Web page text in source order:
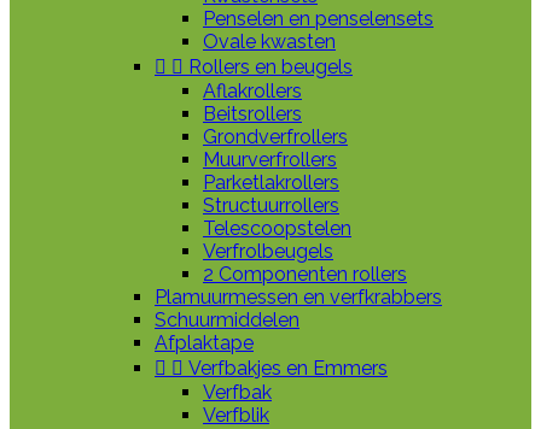
Penselen en penselensets
Ovale kwasten
  Rollers en beugels
Aflakrollers
Beitsrollers
Grondverfrollers
Muurverfrollers
Parketlakrollers
Structuurrollers
Telescoopstelen
Verfrolbeugels
2 Componenten rollers
Plamuurmessen en verfkrabbers
Schuurmiddelen
Afplaktape
  Verfbakjes en Emmers
Verfbak
Verfblik